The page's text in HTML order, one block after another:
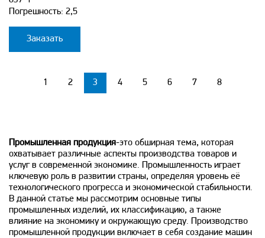
Погрешность: 2,5
Заказать
1 2 3 4 5 6 7 8
Промышленная продукция-это обширная тема, которая
охватывает различные аспекты производства товаров и
услуг в современной экономике. Промышленность играет
ключевую роль в развитии страны, определяя уровень её
технологического прогресса и экономической стабильности.
В данной статье мы рассмотрим основные типы
промышленных изделий, их классификацию, а также
влияние на экономику и окружающую среду. Производство
промышленной продукции включает в себя создание машин